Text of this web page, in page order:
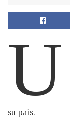
U
su país.